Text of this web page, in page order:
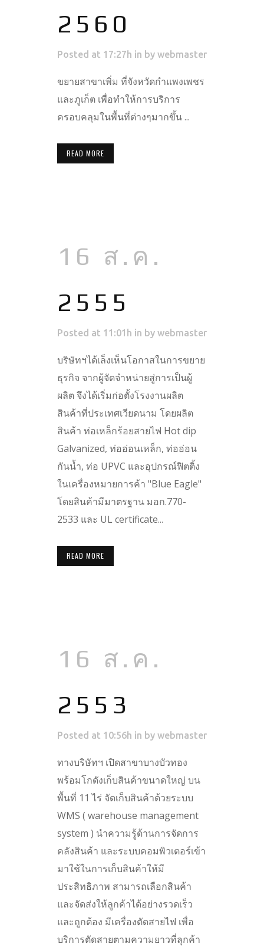
2560
Posted at 17:27h in by webmaster
ขยายสาขาเพิ่ม ที่จังหวัดกำแพงเพชร
และภูเก็ต เพื่อทำให้การบริการ
ครอบคลุมในพื้นที่ต่างๆมากขึ้น ...
READ MORE
16 ส.ค.
2555
Posted at 11:01h in by webmaster
บริษัทฯได้เล็งเห็นโอกาสในการขยาย
ธุรกิจ จากผู้จัดจำหน่ายสู่การเป็นผู้
ผลิต จึงได้เริ่มก่อตั้งโรงงานผลิต
สินค้าที่ประเทศเวียดนาม โดยผลิต
สินค้า ท่อเหล็กร้อยสายไฟ Hot dip
Galvanized, ท่ออ่อนเหล็ก, ท่ออ่อน
กันน้ำ, ท่อ UPVC และอุปกรณ์ฟิตติ้ง
ในเครื่องหมายการค้า "Blue Eagle"
โดยสินค้ามีมาตรฐาน มอก.770-
2533 และ UL certificate...
READ MORE
16 ส.ค.
2553
Posted at 10:56h in by webmaster
ทางบริษัทฯ เปิดสาขาบางบัวทอง
พร้อมโกดังเก็บสินค้าขนาดใหญ่ บน
พื้นที่ 11 ไร่ จัดเก็บสินค้าด้วยระบบ
WMS ( warehouse management
system ) นำความรู้ด้านการจัดการ
คลังสินค้า และระบบคอมพิวเตอร์เข้า
มาใช้ในการเก็บสินค้าให้มี
ประสิทธิภาพ สามารถเลือกสินค้า
และจัดส่งให้ลูกค้าได้อย่างรวดเร็ว
และถูกต้อง มีเครื่องตัดสายไฟ เพื่อ
บริการตัดสายตามความยาวที่ลุกค้า